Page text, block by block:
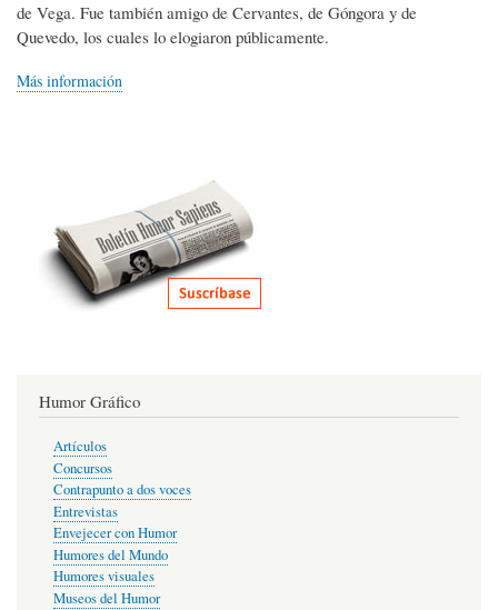
de Vega. Fue también amigo de Cervantes, de Góngora y de
Quevedo, los cuales lo elogiaron públicamente.
Más información
Humor Gráfico
Artículos
Concursos
Contrapunto a dos voces
Entrevistas
Envejecer con Humor
Humores del Mundo
Humores visuales
Museos del Humor